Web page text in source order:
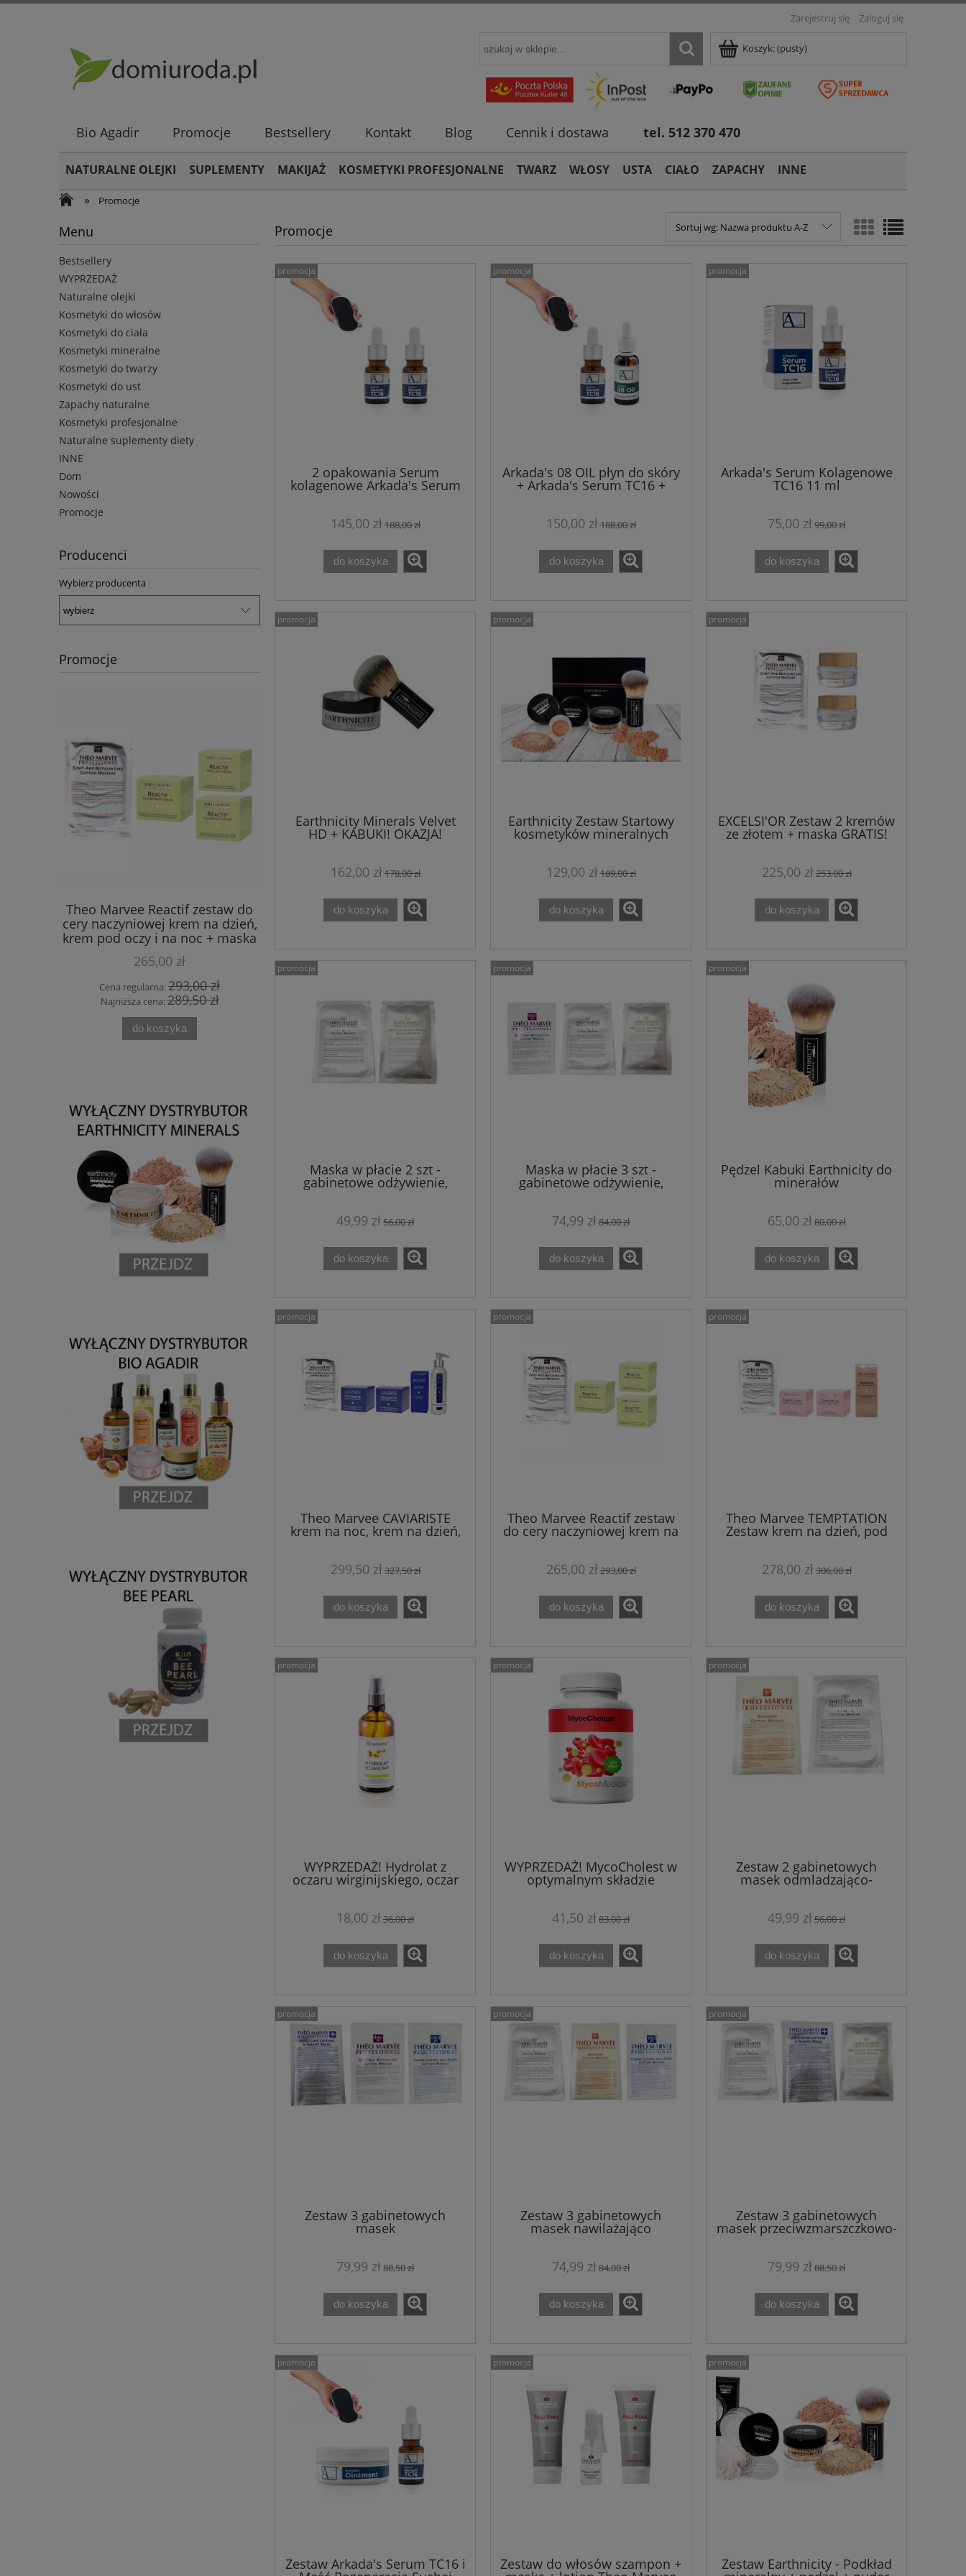
Zarejestruj się Zaloguj się
Koszyk:(pusty)
Bio Agadir Promocje Bestsellery Kontakt Blog Cennik i dostawa tel. 512 370 470
NATURALNE OLEJKI SUPLEMENTY MAKIJAŻ KOSMETYKI PROFESJONALNE TWARZ WŁOSY USTA CIAŁO ZAPACHY
INNE
»
Promocje
Menu
Bestsellery
WYPRZEDAŻ
Naturalne olejki
Kosmetyki do włosów
Kosmetyki do ciała
Kosmetyki mineralne
Kosmetyki do twarzy
Kosmetyki do ust
Zapachy naturalne
Kosmetyki profesjonalne
Naturalne suplementy diety
INNE
Dom
Nowości
Promocje
Producenci
Wybierz producenta
Promocje
Theo Marvee Reactif zestaw do
cery naczyniowej krem na dzień,
krem pod oczy i na noc + maska
GRATIS!
265,00 zł
Cena regularna:293,00 zł
Najniższa cena:289,50 zł
do koszyka
Pędzel Kabuki Earthnicity do
minerałów
Najniższa cena: 80,00 zł
do koszyka
Zestaw PROGELIFT krem na
dzień, noc i koncentrat
327,97 zł
do koszyka
WYPRZEDAŻ! MycoCholest w
optymalnym składzie
41,50 zł
83,00 zł
Najniższa cena: 83,00 zł
do koszyka
Promocje Sortuj wg: Nazwa produktu A-Z
2 opakowania Serum
kolagenowe Arkada's Serum
TC16 11ml + GRATIS tarka do
145,00 zł188,00 zł
do koszyka
promocja
Arkada's 08 OIL płyn do skóry
+ Arkada's Serum TC16 +
150,00 zł188,00 zł
do koszyka
promocja
Arkada's Serum Kolagenowe
TC16 11 ml
75,00 zł99,00 zł
do koszyka
promocja
Earthnicity Minerals Velvet
HD + KABUKI! OKAZJA!
162,00 zł178,00 zł
do koszyka
promocja
Earthnicity Zestaw Startowy
kosmetyków mineralnych
129,00 zł189,00 zł
do koszyka
promocja
EXCELSI'OR Zestaw 2 kremów
ze złotem + maska GRATIS!
225,00 zł253,00 zł
do koszyka
promocja
Maska w płacie 2 szt -
gabinetowe odżywienie,
nawilżenie i regeneracja -
49,99 zł56,00 zł
do koszyka
promocja
Maska w płacie 3 szt -
gabinetowe odżywienie,
nawilżenie i regeneracja -
74,99 zł84,00 zł
do koszyka
promocja
Pędzel Kabuki Earthnicity do
minerałów
65,00 zł80,00 zł
do koszyka
promocja
Theo Marvee CAVIARISTE
krem na noc, krem na dzień,
GRATIS
299,50 zł327,50 zł
do koszyka
promocja
Theo Marvee Reactif zestaw
do cery naczyniowej krem na
dzień, krem pod oczy i na noc
265,00 zł293,00 zł
do koszyka
promocja
Theo Marvee TEMPTATION
Zestaw krem na dzień, pod
oczy i na noc + maska w
278,00 zł306,00 zł
do koszyka
promocja
WYPRZEDAŻ! Hydrolat z
oczaru wirginijskiego, oczar
wirginijski 100 ml
18,00 zł36,00 zł
do koszyka
promocja
WYPRZEDAŻ! MycoCholest w
optymalnym składzie
MycoMedica 120 kapsułek
41,50 zł83,00 zł
do koszyka
promocja
Zestaw 2 gabinetowych
masek odmladzająco-
49,99 zł56,00 zł
do koszyka
promocja
Zestaw 3 gabinetowych
masek
79,99 zł88,50 zł
do koszyka
promocja
Zestaw 3 gabinetowych
masek nawilażająco
przeciwzmarszczkowych
74,99 zł84,00 zł
do koszyka
promocja
Zestaw 3 gabinetowych
masek przeciwzmarszczkowo-
79,99 zł88,50 zł
do koszyka
promocja
Zestaw Arkada's Serum TC16 i
promocja
Zestaw do włosów szampon +
promocja
Zestaw Earthnicity - Podkład
promocja